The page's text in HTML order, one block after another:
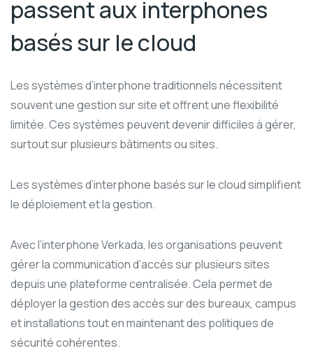
passent aux interphones
basés sur le cloud
Les systèmes d’interphone traditionnels nécessitent
souvent une gestion sur site et offrent une flexibilité
limitée. Ces systèmes peuvent devenir difficiles à gérer,
surtout sur plusieurs bâtiments ou sites.
Les systèmes d’interphone basés sur le cloud simplifient
le déploiement et la gestion.
Avec l’interphone Verkada, les organisations peuvent
gérer la communication d’accès sur plusieurs sites
depuis une plateforme centralisée. Cela permet de
déployer la gestion des accès sur des bureaux, campus
et installations tout en maintenant des politiques de
sécurité cohérentes.